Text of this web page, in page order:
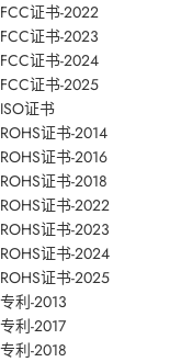
FCC证书-2022
FCC证书-2023
FCC证书-2024
FCC证书-2025
ISO证书
ROHS证书-2014
ROHS证书-2016
ROHS证书-2018
ROHS证书-2022
ROHS证书-2023
ROHS证书-2024
ROHS证书-2025
专利-2013
专利-2017
专利-2018